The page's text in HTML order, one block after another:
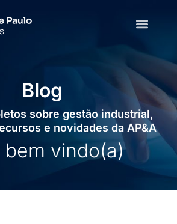
Blog
sobre gestão industrial,
e novidades da AP&A
bem vindo(a)